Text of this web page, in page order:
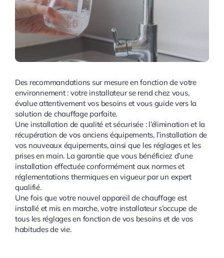
Des recommandations sur mesure en fonction de votre
environnement : votre installateur se rend chez vous,
évalue attentivement vos besoins et vous guide vers la
solution de chauffage parfaite.
Une installation de qualité et sécurisée : l’élimination et la
récupération de vos anciens équipements, l’installation de
vos nouveaux équipements, ainsi que les réglages et les
prises en main. La garantie que vous bénéficiez d’une
installation effectuée conformément aux normes et
réglementations thermiques en vigueur par un expert
qualifié.
Une fois que votre nouvel appareil de chauffage est
installé et mis en marche, votre installateur s’occupe de
tous les réglages en fonction de vos besoins et de vos
habitudes de vie.